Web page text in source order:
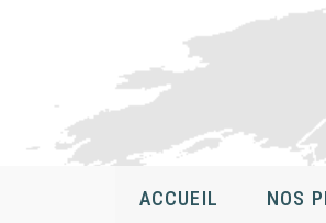
ACCUEIL NOS